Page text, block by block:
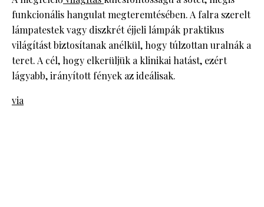
funkcionális hangulat megteremtésében. A falra szerelt
lámpatestek vagy diszkrét éjjeli lámpák praktikus
világítást biztosítanak anélkül, hogy túlzottan uralnák a
teret. A cél, hogy elkerüljük a klinikai hatást, ezért
lágyabb, irányított fények az ideálisak.
via